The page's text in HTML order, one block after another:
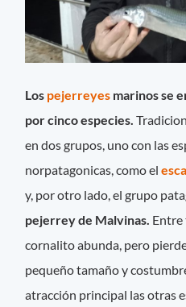
Los pejerreyes marinos se
por cinco especies.
en dos grupos, uno con las
norpatagonicas, como el
y, por otro lado, el grupo
pejerrey de Malvinas. Entre
cornalito abunda, pero
pequeño tamaño y
atracción principal las otras